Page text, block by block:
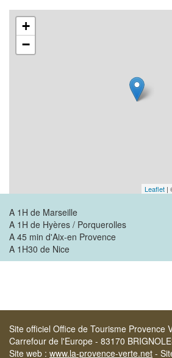
+
−
Leaflet |
A 1H de Marseille
A 1H de Hyères / Porquerolles
A 45 min d'Aix-en Provence
A 1H30 de Nice
Site officiel Office de Tourisme Provence
Carrefour de l'Europe - 83170
Site web : www.la-provence-verte.net -